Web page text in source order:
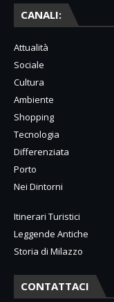
CANALI:
Attualità
Sociale
Cultura
Ambiente
Shopping
Tecnologia
Differenziata
Porto
Nei Dintorni
Itinerari Turistici
Leggende Antiche
Storia di Milazzo
CONTATTACI